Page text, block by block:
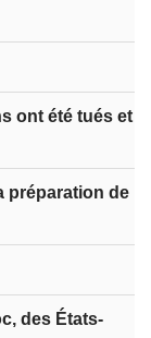
ont été tués et
préparation de
des États-